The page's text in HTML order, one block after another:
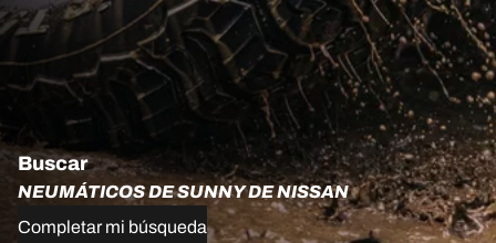
Buscar
NEUMÁTICOS DE SUNNY DE NISSAN
Completar mi búsqueda